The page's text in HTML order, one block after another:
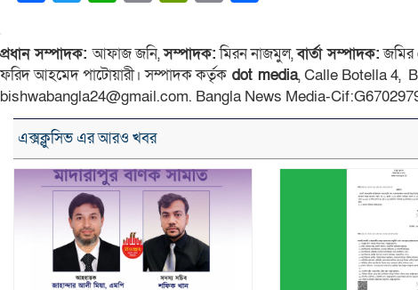
প্রধান সম্পাদক:আফাজ জনি,সম্পাদক:মিরন নাজমুল,বার্তা সম্পাদক:
ফরিদ আহমেদ পাটোয়ারী। সম্পাদক কর্তৃক dot media, Calle Botella 4,
bishwabangla24@gmail.com. Bangla News Media-
এক্সক্লুসিভ এর আরও খবর